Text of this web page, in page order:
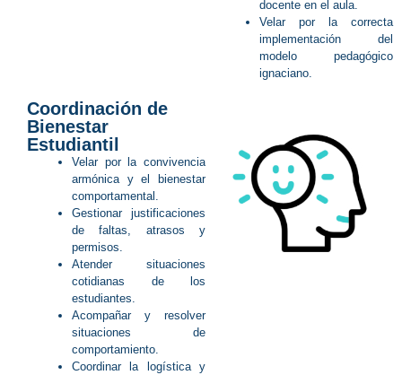
docente en el aula.
Velar por la correcta
implementación del
modelo pedagógico
ignaciano.
Coordinación de
Bienestar
Estudiantil
Velar por la convivencia
armónica y el bienestar
comportamental.
Gestionar justificaciones
de faltas, atrasos y
permisos.
Atender situaciones
cotidianas de los
estudiantes.
Acompañar y resolver
situaciones de
comportamiento.
Coordinar la logística y